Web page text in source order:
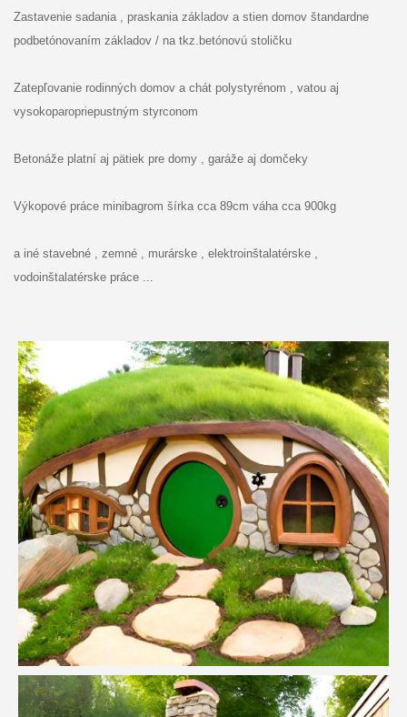
Zastavenie sadania , praskania základov a stien domov štandardne
podbetónovaním základov / na tkz.betónovú stoličku
Zatepľovanie rodinných domov a chát polystyrénom , vatou aj
vysokoparopriepustným styrconom
Betonáže platní aj pätiek pre domy , garáže aj domčeky
Výkopové práce minibagrom šírka cca 89cm váha cca 900kg
a iné stavebné , zemné , murárske , elektroinštalatérske ,
vodoinštalatérske práce ...